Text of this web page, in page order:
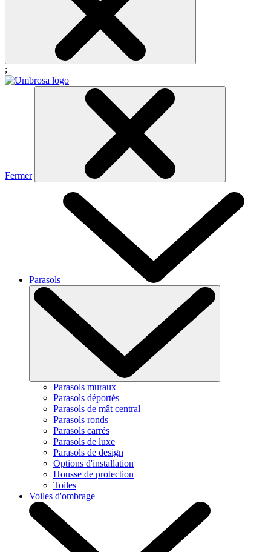
;
Fermer
Parasols
Parasols muraux
Parasols déportés
Parasols de mât central
Parasols ronds
Parasols carrés
Parasols de luxe
Parasols de design
Options d'installation
Housse de protection
Toiles
Voiles d'ombrage